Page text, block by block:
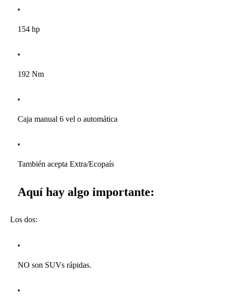
154 hp
192 Nm
Caja manual 6 vel o automática
También acepta Extra/Ecopaís
Aquí hay algo importante:
Los dos:
NO son SUVs rápidas.